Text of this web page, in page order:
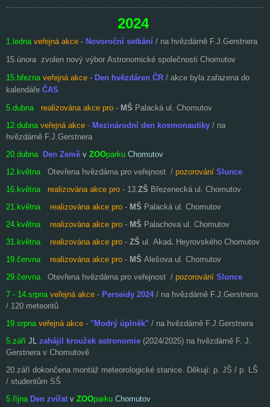
2024
1.ledna veřejná akce - Novoroční setkání / na hvězdárně F.J.Gerstnera
15.února zvolen nový výbor Astronomické společnosti Chomutov
15.března veřejná akce - Den hvězdáren ČR / akce byla zařazena do
kalendáře ČAS
5.dubna
realizována akce pro - MŠ Palacká ul. Chomutov
12.dubna veřejná akce - Mezinárodní den kosmonautiky / na
hvězdárně F.J.Gerstnera
20.dubna Den Země v ZOOparku Chomutov
12.května
Otevřena hvězdárna pro veřejnost / pozorování Slunce
16.května
realizována akce pro - 13.ZŠ Březenecká ul. Chomutov
21.května
realizována akce pro - MŠ Palacká ul. Chomutov
24.května
realizována akce pro - MŠ Palachova ul. Chomutov
31.května
realizována akce pro - ZŠ ul. Akad. Heyrovského Chomutov
19.června
realizována akce pro - MŠ Alešova ul. Chomutov
29.června
Otevřena hvězdárna pro veřejnost / pozorování Slunce
7 - 14.srpna veřejná akce - Perseidy 2024 / na hvězdárně F.J.Gerstnera
/ 120 meteoritů
19.srpna veřejná akce - "Modrý úplněk" / na hvězdárně F.J.Gerstnera
5.září JL zahájil kroužek astronomie (2024/2025) na hvězdárně F. J.
Gerstnera v Chomutově
20.září dokončena montáž meteorologické stanice. Děkuji: p. JŠ / p. LŠ
/ studentům SŠ
5.října Den zvířat v ZOOparku Chomutov